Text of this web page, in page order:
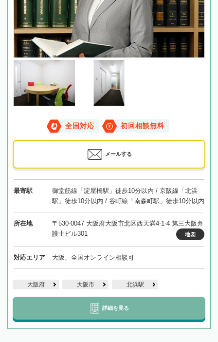
全国対応 初回相談無料
メールする
最寄駅
御堂筋線「淀屋橋駅」徒歩10分以内 / 京阪線「北浜
駅」徒歩10分以内 / 谷町線「南森町駅」徒歩10分以内
所在地
〒530-0047 大阪府大阪市北区西天満4-1-4 第三大阪弁
護士ビル301
地図
対応エリア 大阪、全国オンライン相談可
大阪府 大阪市 北浜駅
詳細を見る